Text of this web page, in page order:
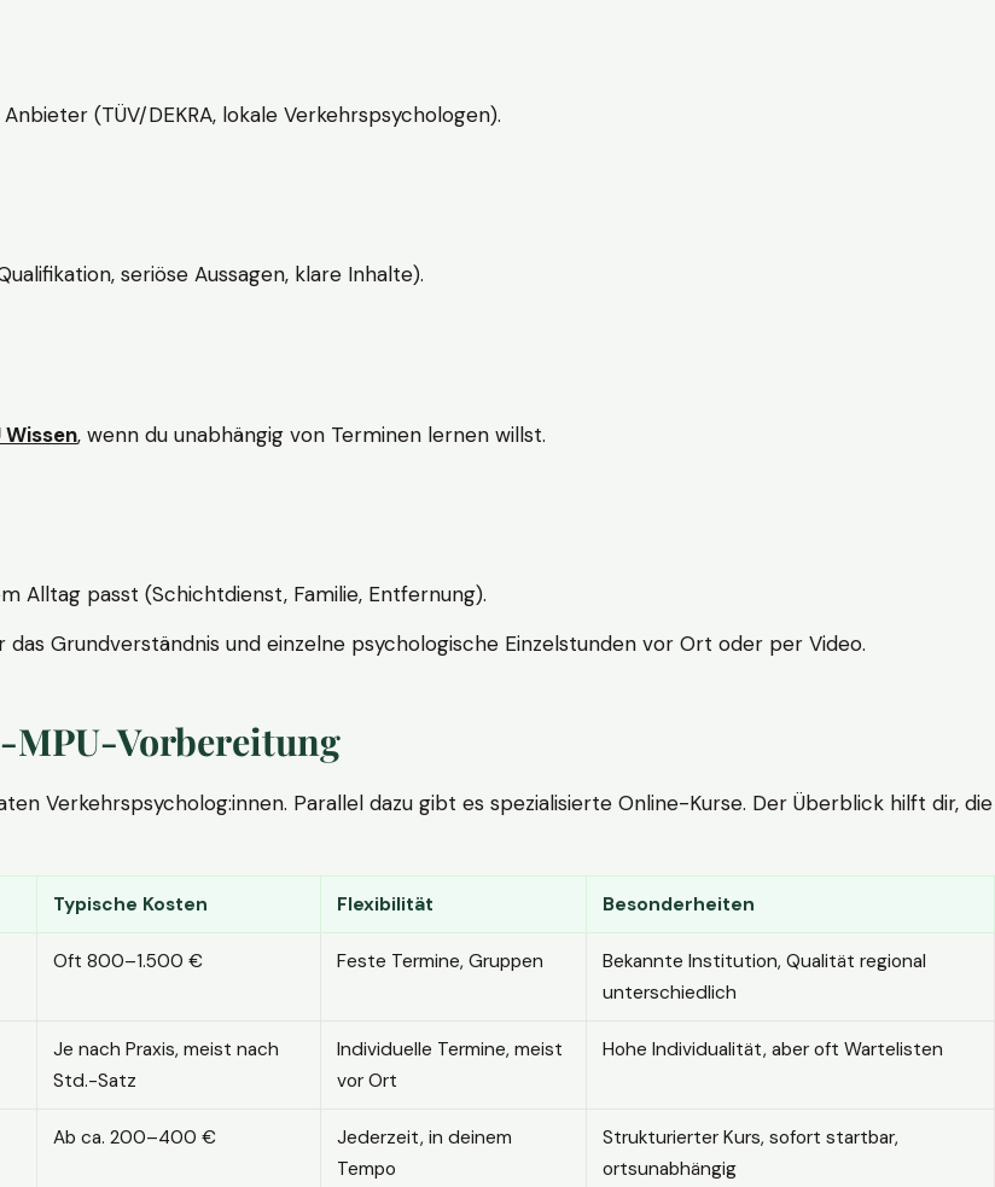
(TÜV/DEKRA, lokale Verkehrspsychologen).
seriöse Aussagen, klare Inhalte).
Wissen, wenn du unabhängig von Terminen lernen willst.
Alltag passt (Schichtdienst, Familie, Entfernung).
Grundverständnis und einzelne psychologische Einzelstunden vor Ort oder per Video.
MPU-Vorbereitung
Verkehrspsycholog:innen. Parallel dazu gibt es spezialisierte Online-Kurse. Der Überblick hilft dir, die
Typische Kosten Flexibilität Besonderheiten
Oft 800–1.500 € Feste Termine, Gruppen
Bekannte Institution, Qualität regional
unterschiedlich
Je nach Praxis, meist nach
Std.-Satz
Individuelle Termine, meist
vor Ort
Hohe Individualität, aber oft Wartelisten
Ab ca. 200–400 €
Jederzeit, in deinem
Tempo
Strukturierter Kurs, sofort startbar,
ortsunabhängig